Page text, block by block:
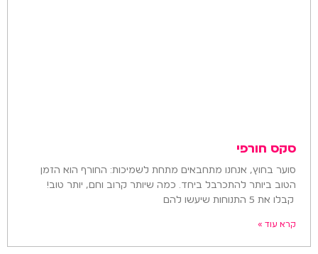
סקס חורפי
סוער בחוץ, אנחנו מתחבאים מתחת לשמיכות: החורף הוא הזמן
הטוב ביותר להתכרבל ביחד. כמה שיותר קרוב וחם, יותר טוב!
קבלו את 5 התנוחות שיעשו להם
קרא עוד »